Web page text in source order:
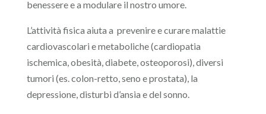
benessere e a modulare il nostro umore.
L’attività fisica aiuta a prevenire e curare malattie
cardiovascolari e metaboliche (cardiopatia
ischemica, obesità, diabete, osteoporosi), diversi
tumori (es. colon-retto, seno e prostata), la
depressione, disturbi d’ansia e del sonno.